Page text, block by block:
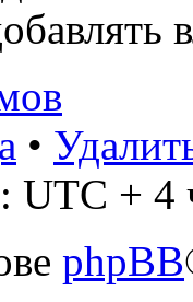
•
UTC + 4
phpBB